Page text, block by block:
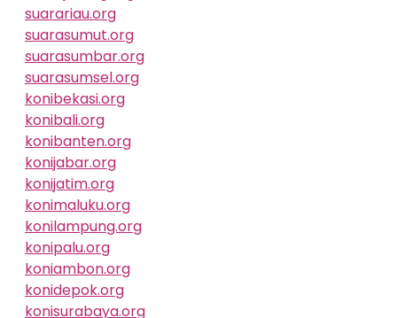
suarariau.org
suarasumut.org
suarasumbar.org
suarasumsel.org
konibekasi.org
konibali.org
konibanten.org
konijabar.org
konijatim.org
konimaluku.org
konilampung.org
konipalu.org
koniambon.org
konidepok.org
konisurabaya.org